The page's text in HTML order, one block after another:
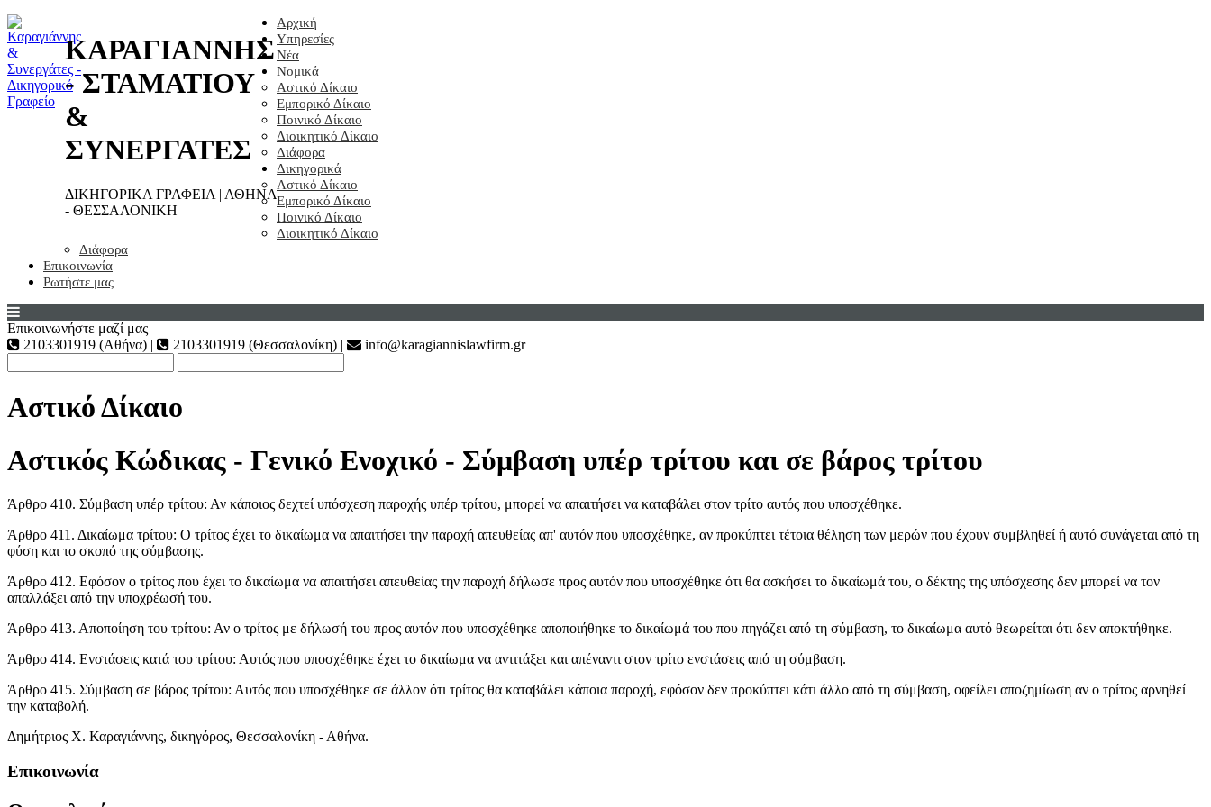
ΚΑΡΑΓΙΑΝΝΗΣ
- ΣΤΑΜΑΤΙΟΥ
&
ΣΥΝΕΡΓΑΤΕΣ
ΔΙΚΗΓΟΡΙΚΑ ΓΡΑΦΕΙΑ | ΑΘΗΝΑ
- ΘΕΣΣΑΛΟΝΙΚΗ
Αρχική
Υπηρεσίες
Νέα
Νομικά
Αστικό Δίκαιο
Εμπορικό Δίκαιο
Ποινικό Δίκαιο
Διοικητικό Δίκαιο
Διάφορα
Δικηγορικά
Αστικό Δίκαιο
Εμπορικό Δίκαιο
Ποινικό Δίκαιο
Διοικητικό Δίκαιο
Διάφορα
Επικοινωνία
Ρωτήστε μας
Επικοινωνήστε μαζί μας
2103301919 (Αθήνα) |
2103301919 (Θεσσαλονίκη) | info@karagiannislawfirm.gr
Αστικό Δίκαιο
Αστικός Κώδικας - Γενικό Ενοχικό - Σύμβαση υπέρ τρίτου και σε βάρος τρίτου
Άρθρο 410. Σύμβαση υπέρ τρίτου: Αν κάποιος δεχτεί υπόσχεση παροχής υπέρ τρίτου, μπορεί να απαιτήσει να καταβάλει στον τρίτο αυτός που υποσχέθηκε.
Άρθρο 411. Δικαίωμα τρίτου: Ο τρίτος έχει το δικαίωμα να απαιτήσει την παροχή απευθείας απ' αυτόν που υποσχέθηκε, αν προκύπτει τέτοια θέληση των μερών που έχουν συμβληθεί ή αυτό συνάγεται από τη
φύση και το σκοπό της σύμβασης.
Άρθρο 412. Εφόσον ο τρίτος που έχει το δικαίωμα να απαιτήσει απευθείας την παροχή δήλωσε προς αυτόν που υποσχέθηκε ότι θα ασκήσει το δικαίωμά του, ο δέκτης της υπόσχεσης δεν μπορεί να τον
απαλλάξει από την υποχρέωσή του.
Άρθρο 413. Αποποίηση του τρίτου: Αν ο τρίτος με δήλωσή του προς αυτόν που υποσχέθηκε αποποιήθηκε το δικαίωμά του που πηγάζει από τη σύμβαση, το δικαίωμα αυτό θεωρείται ότι δεν αποκτήθηκε.
Άρθρο 414. Ενστάσεις κατά του τρίτου: Αυτός που υποσχέθηκε έχει το δικαίωμα να αντιτάξει και απέναντι στον τρίτο ενστάσεις από τη σύμβαση.
Άρθρο 415. Σύμβαση σε βάρος τρίτου: Αυτός που υποσχέθηκε σε άλλον ότι τρίτος θα καταβάλει κάποια παροχή, εφόσον δεν προκύπτει κάτι άλλο από τη σύμβαση, οφείλει αποζημίωση αν ο τρίτος αρνηθεί
την καταβολή.
Δημήτριος Χ. Καραγιάννης, δικηγόρος, Θεσσαλονίκη - Αθήνα.
Επικοινωνία